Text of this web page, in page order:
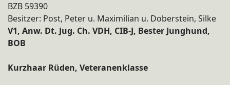
BZB 59390
Besitzer: Post, Peter u. Maximilian u. Doberstein, Silke
V1, Anw. Dt. Jug. Ch. VDH, CIB-J, Bester Junghund,
BOB
Kurzhaar Rüden, Veteranenklasse